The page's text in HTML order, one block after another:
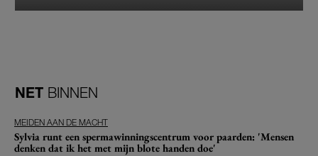
NET BINNEN
MEIDEN AAN DE MACHT
Sylvia runt een spermawinningscentrum voor paarden: 'Mensen
denken dat ik het met mijn blote handen doe'